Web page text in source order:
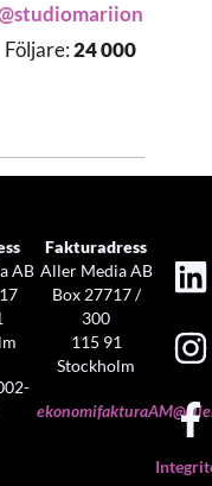
Följare:24 000
AB
Fakturadress
Aller Media AB
Box 27717 /
300
115 91
Stockholm